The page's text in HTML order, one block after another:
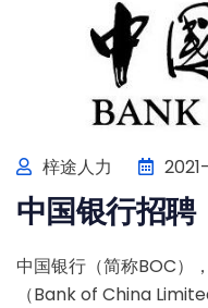
梓途人力
中国银行招聘
中国银行（简称BOC）
（Bank of China